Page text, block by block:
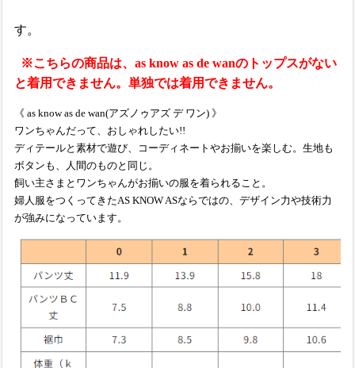
す。
※こちらの商品は、as know as de wanのトップスがない
と着用できません。単独では着用できません。
《 as know as de wan(アズノゥアズ デ ワン) 》
ワンちゃんだって、おしゃれしたい!!
ディテールと素材で遊び、コーディネートやお揃いを楽しむ。生地も
ボタンも、人間のものと同じ。
飼い主さまとワンちゃんがお揃いの服を着られること。
婦人服をつくってきたAS KNOW ASならではの、デザイン力や技術力
が強みになっています。